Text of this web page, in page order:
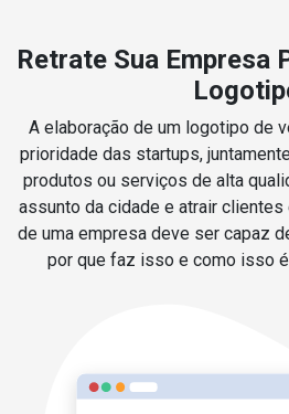
Retrate Sua Empresa
A elaboração de um logotipo de
prioridade das startups,
produtos ou serviços de alta
assunto da cidade e atrair
de uma empresa deve ser capaz
por que faz isso e como isso